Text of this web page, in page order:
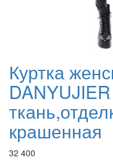
Куртка
крашенная
32 400